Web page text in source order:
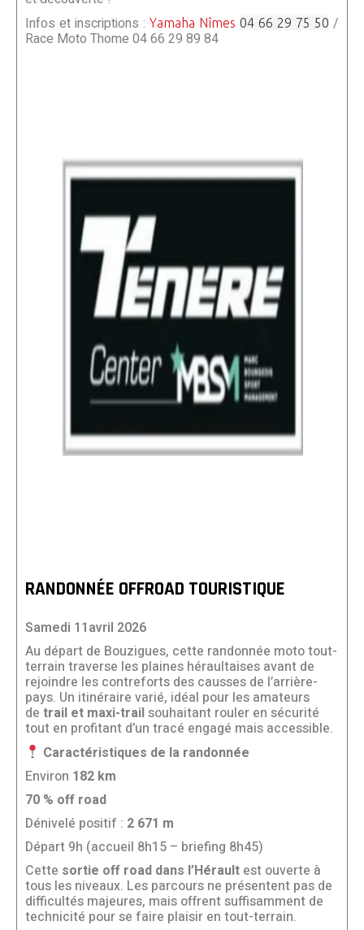
Infos et inscriptions : Yamaha Nîmes 04 66 29 75 50 /
Race Moto Thome 04 66 29 89 84
RANDONNÉE OFFROAD TOURISTIQUE
Samedi 11avril 2026
Au départ de Bouzigues, cette randonnée moto tout-
terrain traverse les plaines héraultaises avant de
rejoindre les contreforts des causses de l’arrière-
pays. Un itinéraire varié, idéal pour les amateurs
de trail et maxi-trailsouhaitant rouler en sécurité
tout en profitant d’un tracé engagé mais accessible.
Caractéristiques de la randonnée
Environ 182 km
70 % off road
Dénivelé positif : 2 671 m
Départ 9h (accueil 8h15 – briefing 8h45)
Cette sortie off road dans l’Hérault est ouverte à
tous les niveaux. Les parcours ne présentent pas de
difficultés majeures, mais offrent suffisamment de
technicité pour se faire plaisir en tout-terrain.